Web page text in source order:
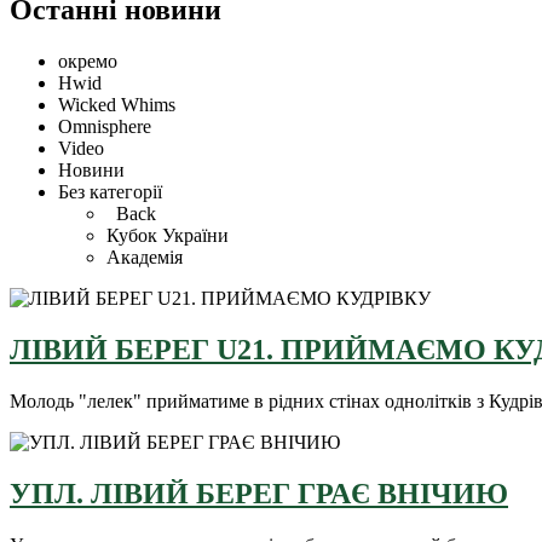
Останні новини
окремо
Hwid
Wicked Whims
Omnisphere
Video
Новини
Без категорії
Back
Кубок України
Академія
ЛІВИЙ БЕРЕГ U21. ПРИЙМАЄМО
Молодь "лелек" прийматиме в рідних стінах однолітків з
УПЛ. ЛІВИЙ БЕРЕГ ГРАЄ ВНІЧИЮ